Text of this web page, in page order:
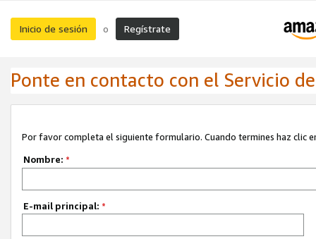
Inicio de sesión o Regístrate
Ponte en contacto con el Servicio
Por favor completa el siguiente formulario. Cuando termines haz clic
Nombre: *
E-mail principal: *